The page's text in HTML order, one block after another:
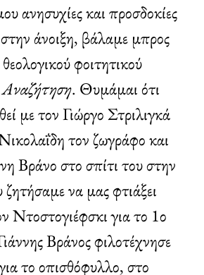
ανησυχίες και προσδοκίες
άνοιξη, βάλαμε μπρος
φοιτητικού
Αναζήτηση. Θυμάμαι ότι
με τον Γιώργο Στριλιγκά
τον ζωγράφο και
Βράνο στο σπίτι του στην
να μας φτιάξει
Ντοστογιέφσκι για το 1ο
Βράνος φιλοτέχνησε
το οπισθόφυλλο, στο